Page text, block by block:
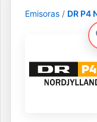
Emisoras DR P4